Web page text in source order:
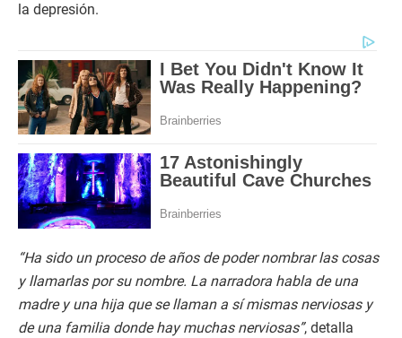
la depresión.
“Ha sido un proceso de años de poder nombrar las cosas
y llamarlas por su nombre. La narradora habla de una
madre y una hija que se llaman a sí mismas nerviosas y
de una familia donde hay muchas nerviosas”, detalla